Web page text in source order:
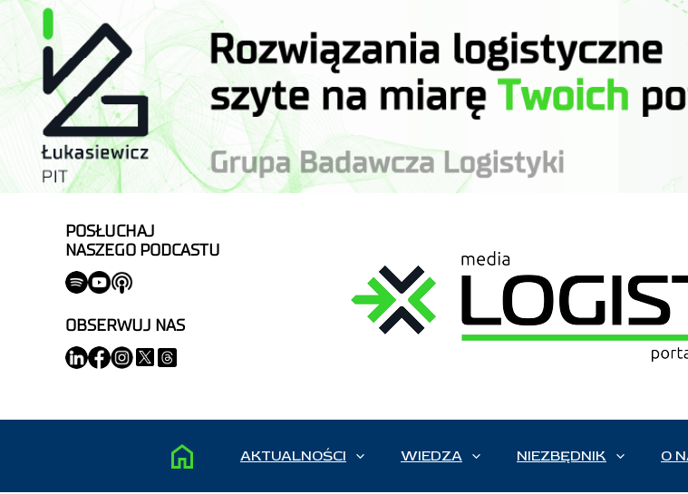
POSŁUCHAJ
NASZEGO PODCASTU
OBSERWUJ NAS
AKTUALNOŚCI WIEDZA NIEZBĘDNIK O